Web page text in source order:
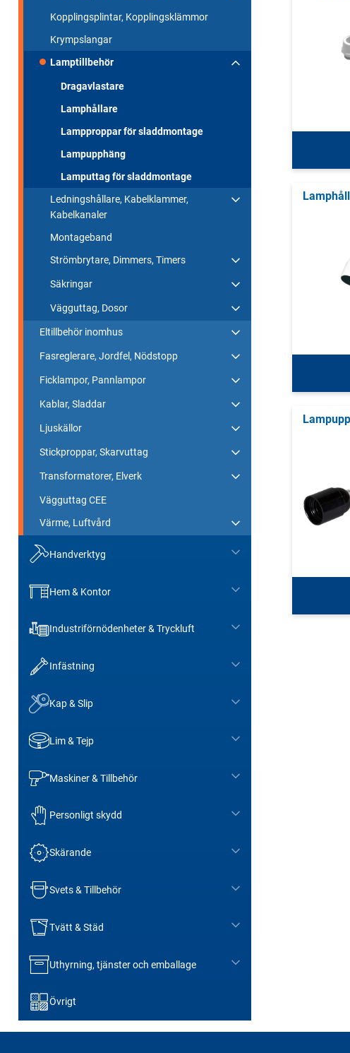
Kopplingsplintar, Kopplingsklämmor
Krympslangar
Lamptillbehör
Dragavlastare
Lamphållare
Lampproppar för sladdmontage
Lampupphäng
Lamputtag för sladdmontage
Ledningshållare, Kabelklammer,
Kabelkanaler
Montageband
Strömbrytare, Dimmers, Timers
Säkringar
Vägguttag, Dosor
Eltillbehör inomhus
Fasreglerare, Jordfel, Nödstopp
Ficklampor, Pannlampor
Kablar, Sladdar
Ljuskällor
Stickproppar, Skarvuttag
Transformatorer, Elverk
Vägguttag CEE
Värme, Luftvård
Handverktyg
Hem & Kontor
Industriförnödenheter & Tryckluft
Infästning
Kap & Slip
Lim & Tejp
Maskiner & Tillbehör
Personligt skydd
Skärande
Svets & Tillbehör
Tvätt & Städ
Uthyrning, tjänster och emballage
Övrigt